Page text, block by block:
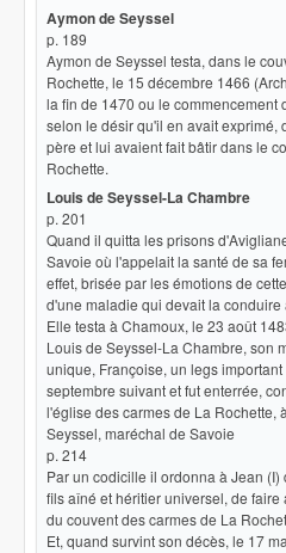
Aymon de Seyssel
p. 189
Aymon de Seyssel testa, dans le
Rochette, le 15 décembre 1466
la fin de 1470 ou le commencement
selon le désir qu'il en avait exprimé,
père et lui avaient fait bâtir dans le
Rochette.
Louis de Seyssel-La Chambre
p. 201
Quand il quitta les prisons
Savoie où l'appelait la santé de sa
effet, brisée par les émotions de
d'une maladie qui devait la conduire
Elle testa à Chamoux, le 23 août
Louis de Seyssel-La Chambre, son
unique, Françoise, un legs
septembre suivant et fut enterrée,
l'église des carmes de La Rochette,
Seyssel, maréchal de Savoie
p. 214
Par un codicille il ordonna à Jean
fils aîné et héritier universel, de faire
du couvent des carmes de La
Et, quand survint son décès, le 17